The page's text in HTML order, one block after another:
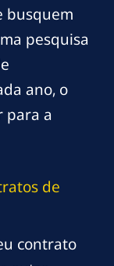
busquem
pesquisa
ano, o
para a
de
contrato